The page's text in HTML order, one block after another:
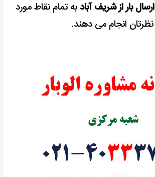
ارسال بار از شریف آبادبه تمام نقاط مورد
نظرتان انجام می دهند.